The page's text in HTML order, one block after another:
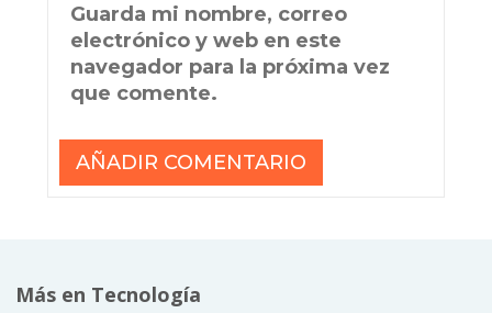
Guarda mi nombre, correo
electrónico y web en este
navegador para la próxima vez
que comente.
Más en Tecnología